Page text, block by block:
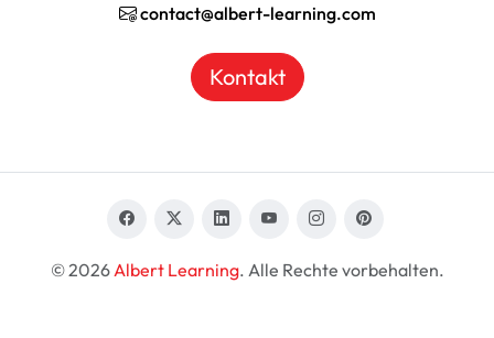
contact@albert-learning.com
Kontakt
© 2026 Albert Learning. Alle Rechte vorbehalten.